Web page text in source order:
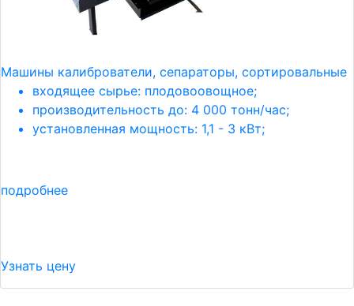
Машины калиброватели, сепараторы, сортировальные
входящее сырье: плодовоовощное;
производительность до: 4 000 тонн/час;
установленная мощность: 1,1 - 3 кВт;
подробнее
Узнать цену